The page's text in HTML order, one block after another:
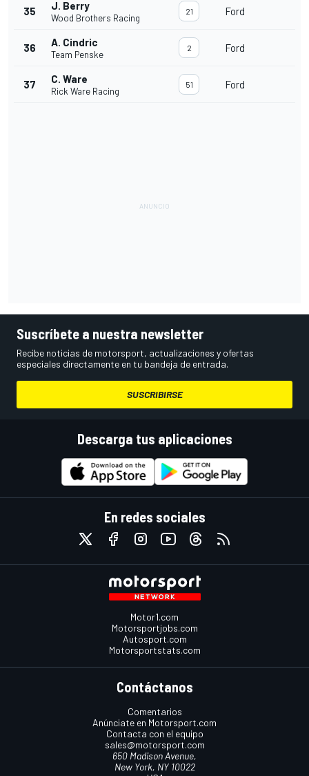
35 J. Berry
Wood Brothers Racing
21 Ford
36 A. Cindric
Team Penske
2 Ford
37 C. Ware
Rick Ware Racing
51 Ford
Suscríbete a nuestra newsletter
Recibe noticias de motorsport, actualizaciones y ofertas
especiales directamente en tu bandeja de entrada.
SUSCRIBIRSE
Descarga tus aplicaciones
En redes sociales
Motor1.com
Motorsportjobs.com
Autosport.com
Motorsportstats.com
Contáctanos
Comentarios
Anúnciate en Motorsport.com
Contacta con el equipo
sales@motorsport.com
650 Madison Avenue,
New York, NY 10022